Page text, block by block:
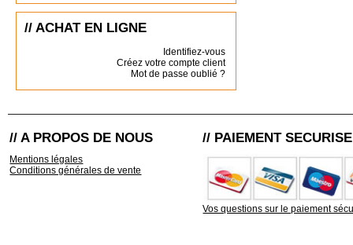
// ACHAT EN LIGNE
Identifiez-vous
Créez votre compte client
Mot de passe oublié ?
// A PROPOS DE NOUS
Mentions légales
Conditions générales de vente
// PAIEMENT SECURISE
Vos questions sur le paiement